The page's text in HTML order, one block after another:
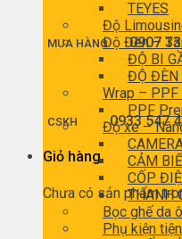
MUA HÀNG0907
CSKH0933 547
Giỏ hàng
Chưa có sản phẩm
TEYES
Độ
Độ Đèn –
ĐỘ BI
ĐỘ ĐÈN
Wrap –
PPF
Độ xe –
CẢM
CỐP
THANH
Bọc ghế da
Phụ kiện